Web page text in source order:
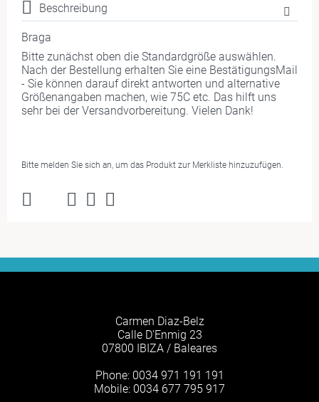
Beschreibung
Braga
Bitte zunächst oben die Standardgröße auswählen.
Nach der Bestellung erhalten Sie eine BestätigungsMail
- Sie können darauf direkt antworten und alternative
Größenangaben machen, wie 75C etc. Das hilft uns
sehr bei der Versandvorbereitung. Vielen Dank!
Bitte melden Sie sich an, um das Produkt zur Merkliste hinzuzufügen.
Carmen Diaz-Belz
Calle D'Enmig 23
07800 IBIZA / Baleares
Phone: 0034 971 191 191
Mobile: 0034 677 795 917